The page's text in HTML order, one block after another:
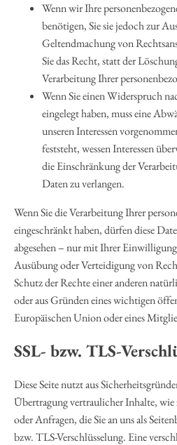
Wenn wir Ihre
benötigen, Sie sie jedoch zur
Geltendmachung von
Sie das Recht, statt der
Verarbeitung Ihrer
Wenn Sie einen Widerspruch
eingelegt haben, muss eine
unseren Interessen
feststeht, wessen Interessen
die Einschränkung der
Daten zu verlangen.
Wenn Sie die Verarbeitung Ihrer
eingeschränkt haben, dürfen diese
abgesehen – nur mit Ihrer
Ausübung oder Verteidigung von
Schutz der Rechte einer anderen
oder aus Gründen eines wichtigen
Europäischen Union oder eines
SSL- bzw. TLS-
Diese Seite nutzt aus
Übertragung vertraulicher Inhalte, wie
oder Anfragen, die Sie an uns als
bzw. TLS-Verschlüsselung. Eine